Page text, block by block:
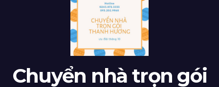
Chuyển nhà trọn gói